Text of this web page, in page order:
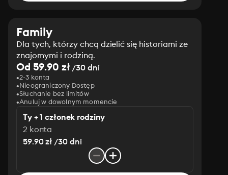
Family
Dla tych, którzy chcą dzielić się historiami ze
znajomymi i rodziną.
Od 59.90 zł/30 dni
2-3 konta
Nieograniczony Dostęp
Słuchanie bez limitów
Anuluj w dowolnym momencie
Ty + 1 członek rodziny
2 konta
59.90 zł /30 dni